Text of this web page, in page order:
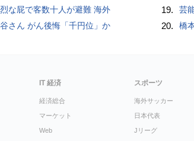
な屁で客数十人が避難 海外
さん がん後悔「千円位」か
19. 芸
20. 橋
IT 経済
経済総合
マーケット
Web
スポーツ
海外サッカー
日本代表
Jリーグ